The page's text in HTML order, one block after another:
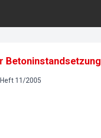
Betoninstandsetzung
Heft 11/2005